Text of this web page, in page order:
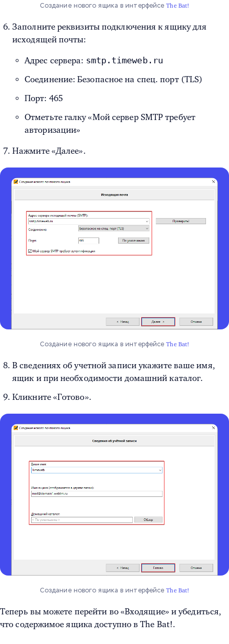
Создание нового ящика в интерфейсеThe Bat!
Заполните реквизиты подключения к ящику для
исходящей почты:
Адрес сервера: smtp.timeweb.ru
Соединение: Безопасное на спец. порт (TLS)
Порт: 465
Отметьте галку «Мой сервер SMTP требует
авторизации»
Нажмите «Далее».
Создание нового ящика в интерфейсеThe Bat!
В сведениях об учетной записи укажите ваше имя,
ящик и при необходимости домашний каталог.
Кликните «Готово».
Создание нового ящика в интерфейсеThe Bat!
Теперь вы можете перейти во «Входящие» и убедиться,
что содержимое ящика доступно в The Bat!.